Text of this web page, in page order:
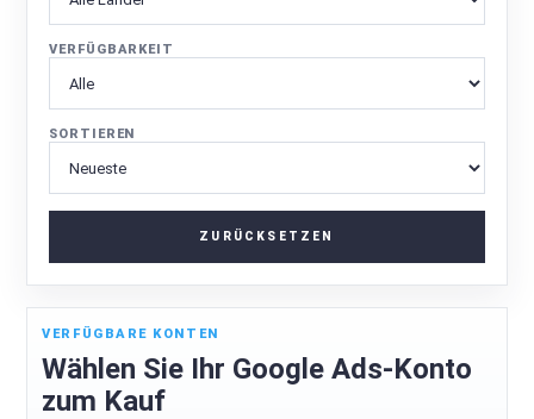
VERFÜGBARKEIT
SORTIEREN
ZURÜCKSETZEN
VERFÜGBARE KONTEN
Wählen Sie Ihr Google Ads-Konto
zum Kauf